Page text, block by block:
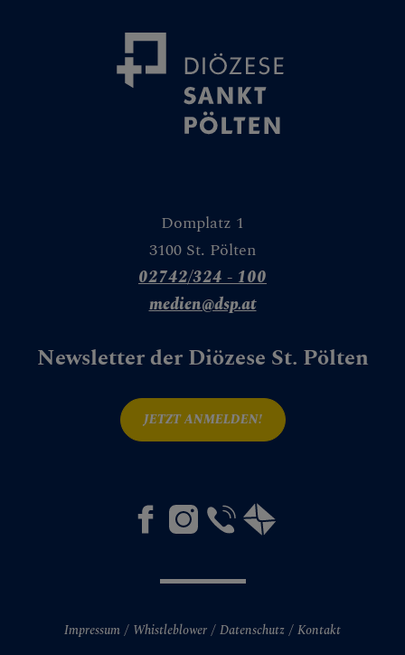
Domplatz 1
3100 St. Pölten
02742/324 - 100
medien@dsp.at
Newsletter der Diözese St. Pölten
JETZT ANMELDEN!
Impressum Whistleblower Datenschutz Kontakt